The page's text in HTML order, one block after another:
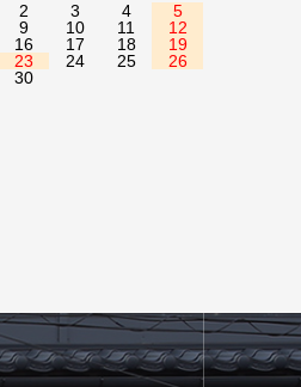
2 3 4
5
9 10 11
12
16 17 18
19
23 24 25
26
30